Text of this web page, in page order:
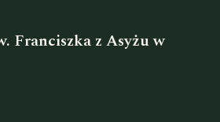
Franciszka z Asyżu w